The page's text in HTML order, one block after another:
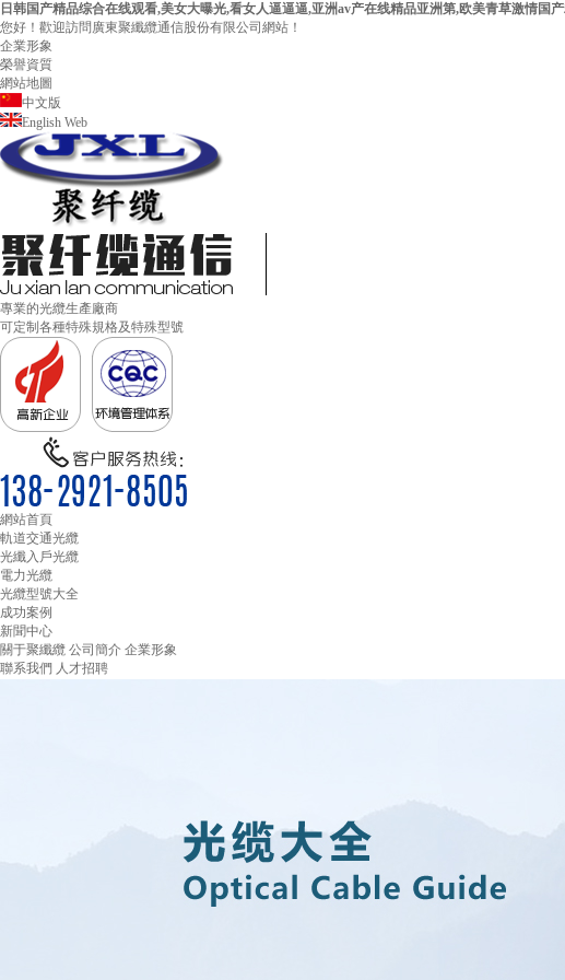
日韩国产精品综合在线观看,美女大曝光,看女人逼逼逼,亚洲av产在线精品亚洲第,欧美青草激情
您好！歡迎訪問廣東聚纖纜通信股份有限公司網站！
企業形象
榮譽資質
網站地圖
中文版
English Web
專業的光纜生產廠商
可定制各種特殊規格及特殊型號
網站首頁
軌道交通光纜
光纖入戶光纜
電力光纜
光纜型號大全
成功案例
新聞中心
關于聚纖纜 公司簡介 企業形象
聯系我們 人才招聘